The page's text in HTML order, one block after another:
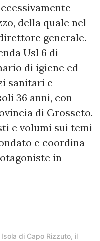
della quale nel
generale.
Usl 6 di
di igiene ed
sanitari e
36 anni, con
di Grosseto.
e volumi sui temi
e coordina
in
Isola di Capo Rizzuto, il